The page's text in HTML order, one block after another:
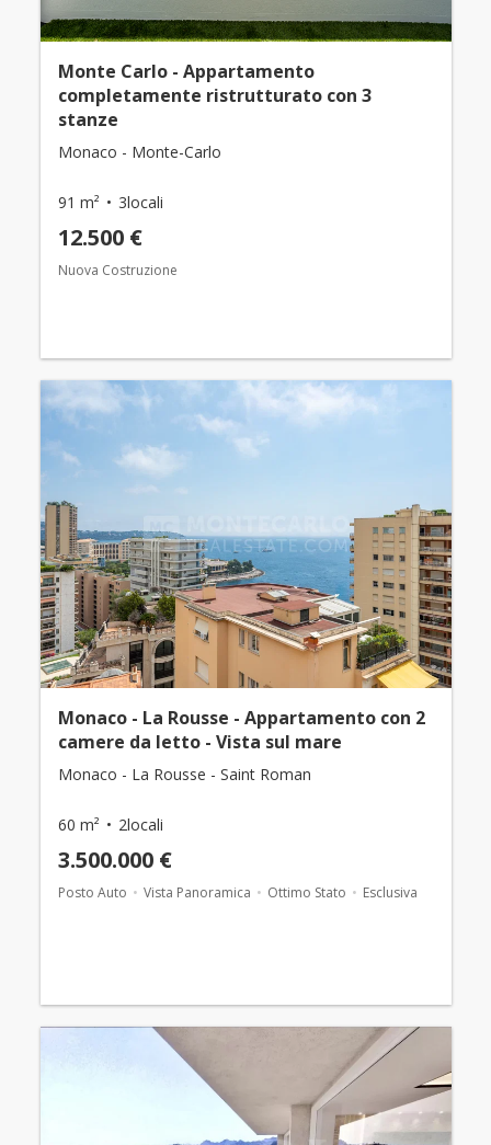
Monte Carlo - Appartamento
completamente ristrutturato con 3
stanze
Monaco - Monte-Carlo
91 m² 3locali
12.500 €
Nuova Costruzione
Monaco - La Rousse - Appartamento con 2
camere da letto - Vista sul mare
Monaco - La Rousse - Saint Roman
60 m² 2locali
3.500.000 €
Posto Auto Vista Panoramica Ottimo Stato Esclusiva